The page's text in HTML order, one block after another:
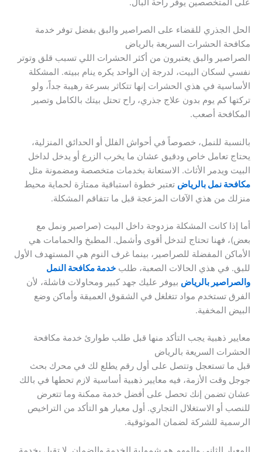
على المتخصصين يوفر راحة البال.
الحل الجذري للقضاء على الصراصير والبق بفضل توفر خدمة
مكافحة الحشرات السريعة بالرياض
الصراصير والبق يعتبرون من أكثر الحشرات اللي تسبب قلق وتوتر
نفسي لسكان البيت، لدرجة إن الواحد يكره ينام ببيته. المشكلة
الأساسية في هذي الحشرات إنها تتكاثر بسرعة رهيبة جداً، ولو
تركتها كم يوم بدون علاج جذري، راح تحتل بيتك بالكامل وتصير
المكافحة أصعب.
بالنسبة للنمل، خصوصاً في أحواش الفلل أو الحدائق المنزلية،
يحتاج تعامل خاص ودقيق عشان ما يخرب الزرع أو يدخل لداخل
البيت ويدمر الأثاث. الاستعانة بخدمات متخصصة ومضمونة مثل
مكافحة نمل بالرياض تعتبر خطوة استباقية ممتازة لحماية محيط
منزلك من هذي الآفات المزعجة قبل ما تتفاقم المشكلة.
أما إذا كانت المشكلة مزدوجة داخل البيت (صراصير ونمل مع
بعض)، فهنا تحتاج لتدخل أقوى وأشمل. المطبخ والحمامات هي
الأماكن المفضلة للصراصير، بينما غرف النوم هي المستهدف الأول
للبق. في هذي الحالات الصعبة، طلب خدمة مكافحة النمل
والصراصير بالرياض بيوفر عليك جهد كبير ومحاولات فاشلة، لأن
الفرق تستخدم مواد تتغلغل في الشقوق العميقة وأماكن وضع
البيض المخفية.
معايير ذهبية يجب التأكد منها قبل طلب طوارئ خدمة مكافحة
الحشرات السريعة بالرياض
قبل ما تستعجل وتتصل على أول رقم يطلع لك في محرك بحث
جوجل وقت الأزمة، فيه معايير ذهبية أساسية لازم تحطها في بالك
عشان تضمن إنك تحصل على أفضل خدمة ممكنة وما تتعرض
للنصب أو الاستغلال التجاري. أول معيار هو التأكد من التراخيص
الرسمية للشركة لضمان الموثوقية.